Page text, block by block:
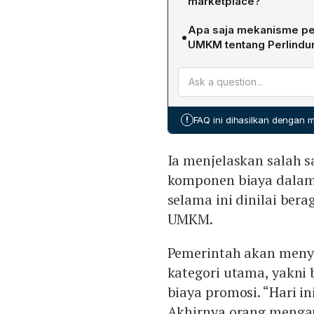
transparan, mencegah
serta memberikan
insentif potongan biaya
Pemerintah akan
pendaftaran, biaya
masing‑masing
hanya ada tiga
kebingungan bagi UMKM.
•Apa saja mekanisme
UMKM tentang
Regulasi mensyaratkan
pemberitahuan
penahanan kenaikan
memberikan insentif
! FAQ ini dihasilkan dengan
Ia menjelaskan salah
komponen biaya
selama ini dinilai
UMKM.
Pemerintah akan
kategori utama, yakni
biaya promosi. “Hari